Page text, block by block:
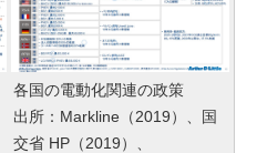
各国の電動化関連の政策
出所：Markline（2019）、国
交省 HP（2019）、